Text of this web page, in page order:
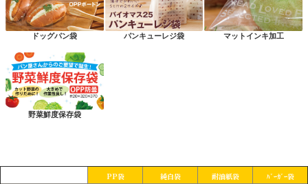
ドッグパン袋 パンキューレジ袋 マットインキ加工
野菜鮮度保存袋
PP袋 純白袋 耐油紙袋 ﾊﾞｰｶﾞｰ袋